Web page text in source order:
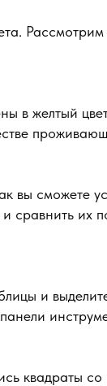
в желтый
вы сможете
сравнить их
и
квадраты со